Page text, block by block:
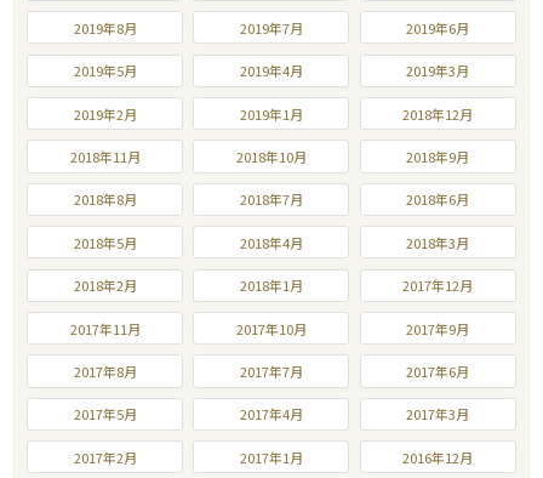
2019年8月 2019年7月 2019年6月
2019年5月 2019年4月 2019年3月
2019年2月 2019年1月 2018年12月
2018年11月 2018年10月 2018年9月
2018年8月 2018年7月 2018年6月
2018年5月 2018年4月 2018年3月
2018年2月 2018年1月 2017年12月
2017年11月 2017年10月 2017年9月
2017年8月 2017年7月 2017年6月
2017年5月 2017年4月 2017年3月
2017年2月 2017年1月 2016年12月